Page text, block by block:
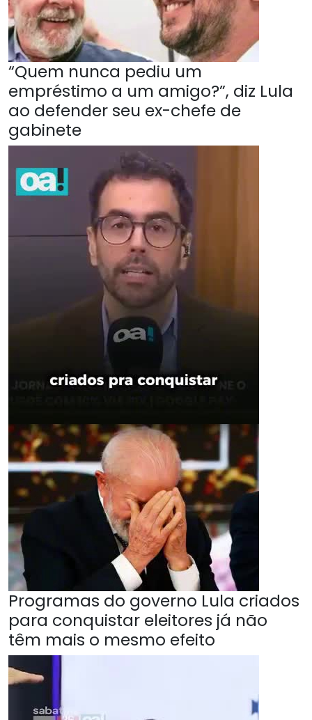
“Quem nunca pediu um
empréstimo a um amigo?”, diz Lula
ao defender seu ex-chefe de
gabinete
Programas do governo Lula criados
para conquistar eleitores já não
têm mais o mesmo efeito